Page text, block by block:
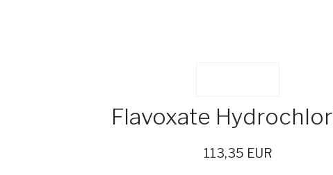
Flavoxate
113,35 EUR